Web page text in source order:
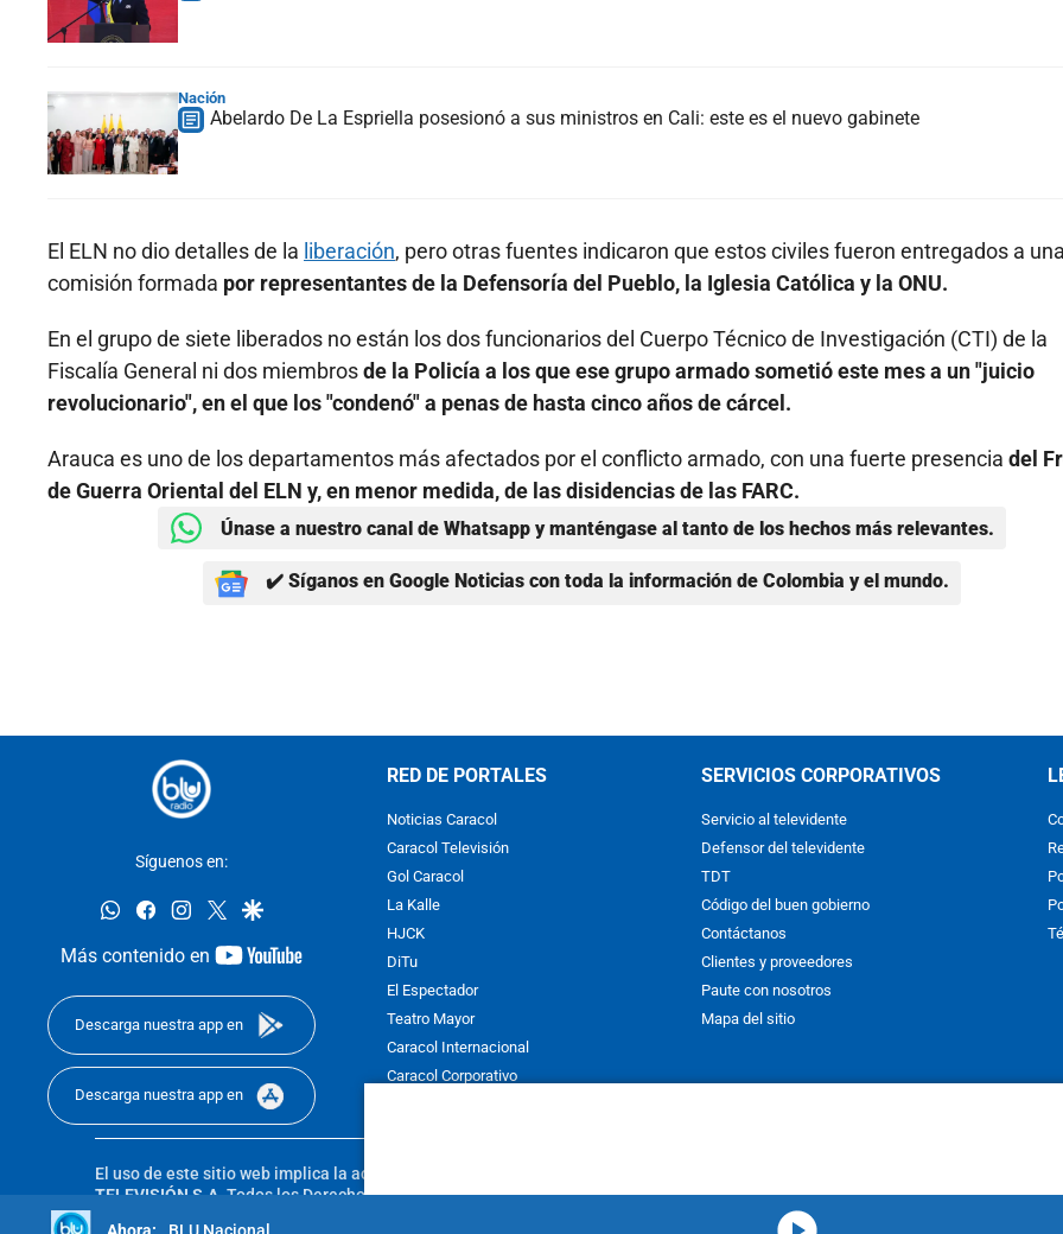
Nación
Abelardo De La Espriella posesionó a sus ministros en Cali: este es el nuevo gabinete
El ELN no dio detalles de la liberación, pero otras fuentes indicaron que estos civiles fueron entregados a una
comisión formada por representantes de la Defensoría del Pueblo, la Iglesia Católica y la ONU.
En el grupo de siete liberados no están los dos funcionarios del Cuerpo Técnico de Investigación (CTI) de la
Fiscalía General ni dos miembrosde la Policía a los que ese grupo armado sometió este mes a un "juicio
revolucionario", en el que los "condenó" a penas de hasta cinco años de cárcel.
Arauca es uno de los departamentos más afectados por el conflicto armado, con una fuerte presencia del
de Guerra Oriental del ELN y, en menor medida, de las disidencias de las FARC.
Únase a nuestro canal de Whatsapp y manténgase al tanto de los hechos más relevantes.
✔️ Síganos en Google Noticias con toda la información de Colombia y el mundo.
Síguenos en:
whatsappfacebookinstagram
twittergoogle
Más contenido en
youtube-
Descarga nuestra app en
Descarga nuestra app en
RED DE PORTALES
Noticias Caracol
Caracol Televisión
Gol Caracol
La Kalle
HJCK
DiTu
El Espectador
Teatro Mayor
Caracol Internacional
Caracol Corporativo
SERVICIOS CORPORATIVOS
Servicio al televidente
Defensor del televidente
TDT
Código del buen gobierno
Contáctanos
Clientes y proveedores
Paute con nosotros
Mapa del sitio
El uso de este sitio web implica la aceptación de los
TELEVISIÓN S.A.Todos los Derechos Reservados D.R.A. Prohibida su reproducción total o parcial, así como su traducción a
sin autorización escrita de su titular. Reproduction in whole or in part, or translation without written permission is prohibited. All